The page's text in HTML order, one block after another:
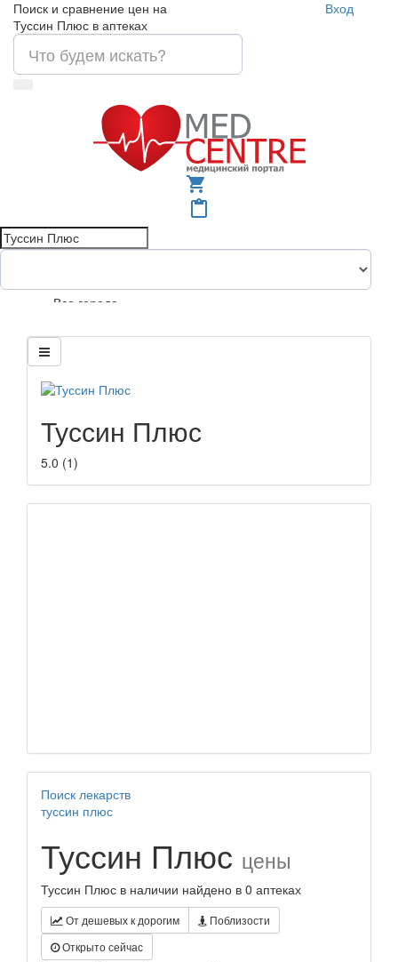
Поиск и сравнение цен на
Туссин Плюс в аптеках
Вход
shopping_cart
content_paste
Все города
Туссин Плюс
5.0 (1)
Поиск лекарств
туссин плюс
Туссин Плюс цены
Туссин Плюс в наличии найдено в 0 аптеках
От дешевых к дорогим
Поблизости
Открыто сейчас